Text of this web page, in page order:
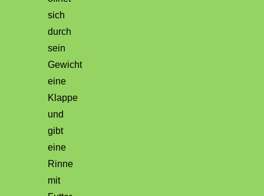
sich
durch
sein
Gewicht
eine
Klappe
und
gibt
eine
Rinne
mit